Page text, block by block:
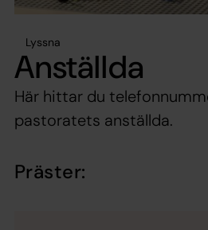
Lyssna
Anställda
Här hittar du
pastoratets anställda.
Präster: